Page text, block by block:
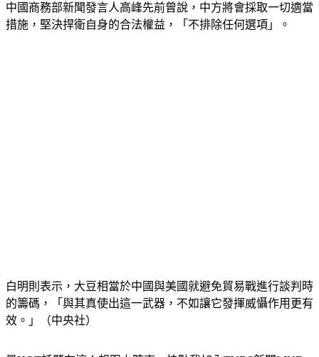
中國商務部新聞發言人高峰先前曾說，中方將會採取一切適當
措施，堅決捍衛自身的合法權益，「不排除任何選項」。
白明則表示，大豆相當於中國與美國就避免貿易戰進行談判時
的籌碼，「與其真使出這一武器，不如讓它發揮威懾作用更有
效。」（中央社）